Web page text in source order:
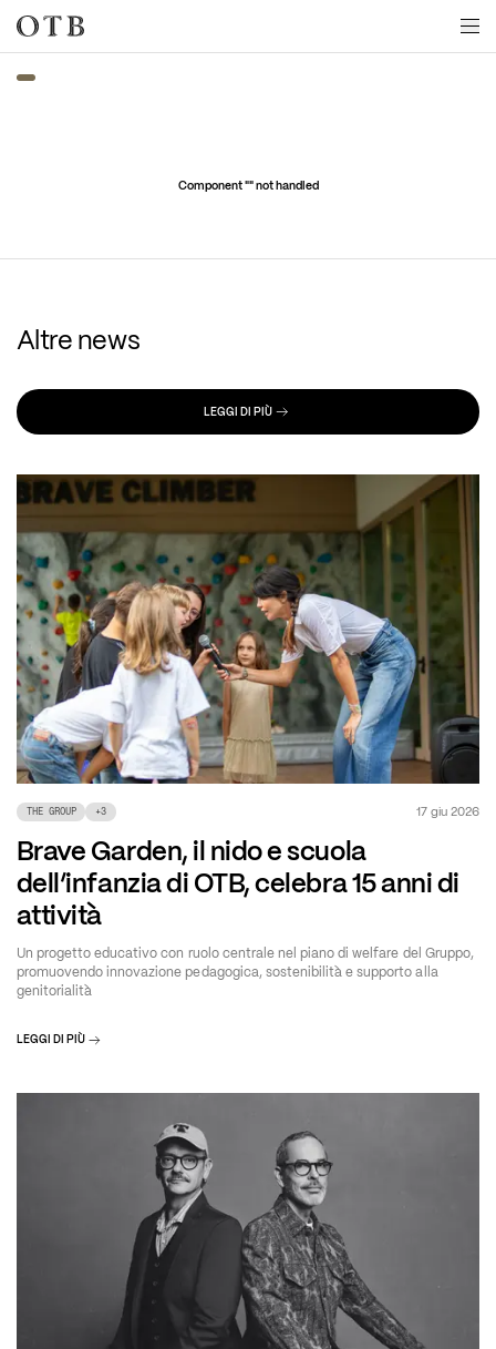
Skip to main content
Component "" not handled
Altre news
LEGGI DI PIÙ
THE GROUP +3 17 giu 2026
Brave Garden, il nido e scuola
dell’infanzia di OTB, celebra 15 anni di
attività
Un progetto educativo con ruolo centrale nel piano di welfare del Gruppo,
promuovendo innovazione pedagogica, sostenibilità e supporto alla
genitorialità
LEGGI DI PIÙ